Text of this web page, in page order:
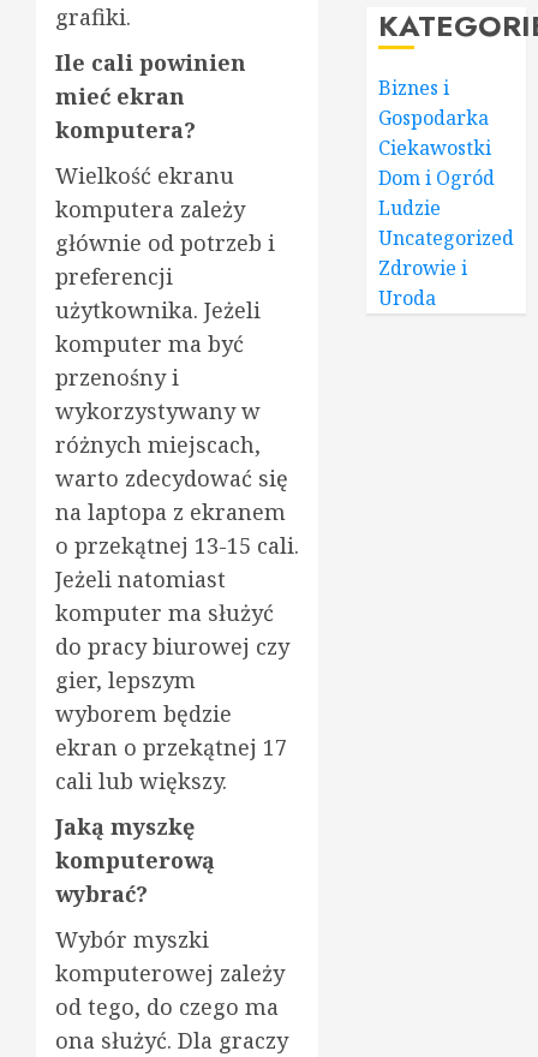
grafiki.
Ile cali powinien
mieć ekran
komputera?
Wielkość ekranu
komputera zależy
głównie od potrzeb i
preferencji
użytkownika. Jeżeli
komputer ma być
przenośny i
wykorzystywany w
różnych miejscach,
warto zdecydować się
na laptopa z ekranem
o przekątnej 13-15 cali.
Jeżeli natomiast
komputer ma służyć
do pracy biurowej czy
gier, lepszym
wyborem będzie
ekran o przekątnej 17
cali lub większy.
Jaką myszkę
komputerową
wybrać?
Wybór myszki
komputerowej zależy
od tego, do czego ma
ona służyć. Dla graczy
Biznes i
Gospodarka
Ciekawostki
Dom i Ogród
Ludzie
Uncategorized
Zdrowie i
Uroda